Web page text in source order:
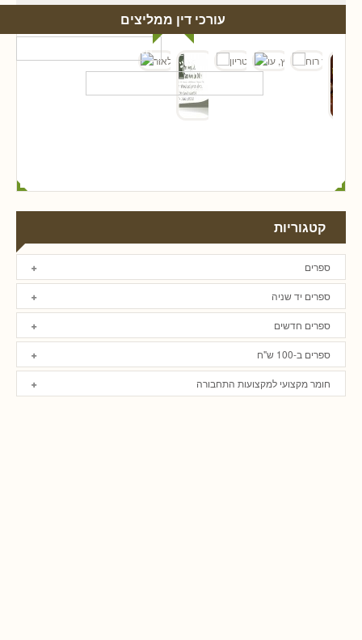
עורכי דין ממליצים
קטגוריות
ספרים
ספרים יד שניה
ספרים חדשים
ספרים ב-100 ש"ח
חומר מקצועי למקצועות התחבורה